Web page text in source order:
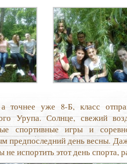
точнее уже 8-Б, класс
Урупа. Солнце, свежий
спортивные игры и
предпоследний день весны.
не испортить этот день спорта,